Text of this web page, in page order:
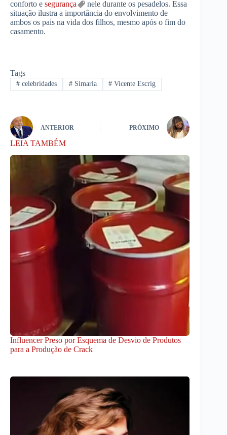
conforto e segurança
nele durante os pesadelos. Essa
situação ilustra a importância do envolvimento de
ambos os pais na vida dos filhos, mesmo após o fim do
casamento.
Tags
#celebridades #Simaria # Vicente Escrig
ANTERIOR PRÓXIMO
LEIA TAMBÉM
Influencer Preso por Esquema de Desvio de Produtos
para a Produção de Crack